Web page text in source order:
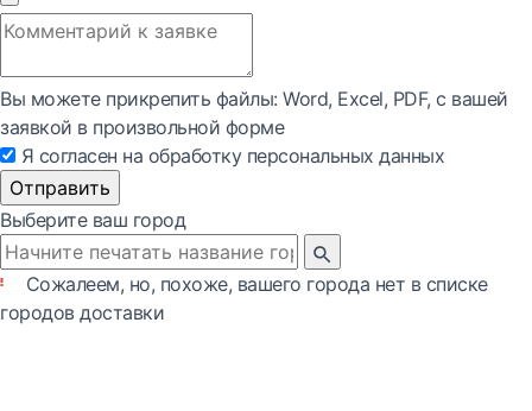
Вы можете прикрепить файлы: Word, Exсel, PDF, с вашей
заявкой в произвольной форме
Я согласен на обработку персональных данных
Отправить
Выберите ваш город
Сожалеем, но, похоже, вашего города нет в списке
городов доставки